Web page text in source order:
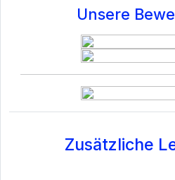
Unsere
Zusätzliche